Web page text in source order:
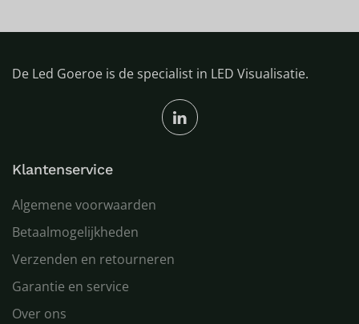
De Led Goeroe is de specialist in LED Visualisatie.
Klantenservice
Algemene voorwaarden
Betaalmogelijkheden
Verzenden en retourneren
Garantie en service
Over ons